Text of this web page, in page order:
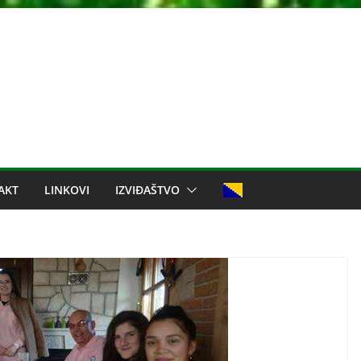
LINKOVI IZVIĐAŠTVO